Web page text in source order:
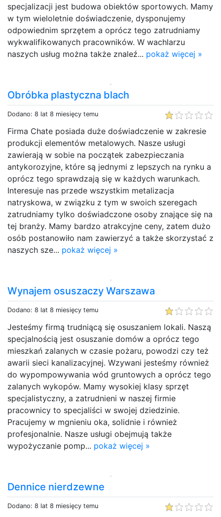
specjalizacji jest budowa obiektów sportowych. Mamy
w tym wieloletnie doświadczenie, dysponujemy
odpowiednim sprzętem a oprócz tego zatrudniamy
wykwalifikowanych pracowników. W wachlarzu
naszych usług można także znaleź... pokaż więcej »
Obróbka plastyczna blach
Dodano: 8 lat 8 miesięcy temu
Firma Chate posiada duże doświadczenie w zakresie
produkcji elementów metalowych. Nasze usługi
zawierają w sobie na początek zabezpieczania
antykorozyjne, które są jednymi z lepszych na rynku a
oprócz tego sprawdzają się w każdych warunkach.
Interesuje nas przede wszystkim metalizacja
natryskowa, w związku z tym w swoich szeregach
zatrudniamy tylko doświadczone osoby znające się na
tej branży. Mamy bardzo atrakcyjne ceny, zatem dużo
osób postanowiło nam zawierzyć a także skorzystać z
naszych sze... pokaż więcej »
Wynajem osuszaczy Warszawa
Dodano: 8 lat 8 miesięcy temu
Jesteśmy firmą trudniącą się osuszaniem lokali. Naszą
specjalnością jest osuszanie domów a oprócz tego
mieszkań zalanych w czasie pożaru, powodzi czy też
awarii sieci kanalizacyjnej. Wzywani jesteśmy również
do wypompowywania wód gruntowych a oprócz tego
zalanych wykopów. Mamy wysokiej klasy sprzęt
specjalistyczny, a zatrudnieni w naszej firmie
pracownicy to specjaliści w swojej dziedzinie.
Pracujemy w mgnieniu oka, solidnie i również
profesjonalnie. Nasze usługi obejmują także
wypożyczanie pomp... pokaż więcej »
Dennice nierdzewne
Dodano: 8 lat 8 miesięcy temu